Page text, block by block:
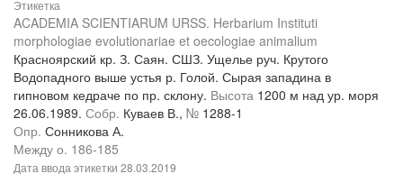
Этикетка
ACADEMIA SCIENTIARUM URSS. Herbarium Instituti
morphologiae evolutionariae et oecologiae animalium
Красноярский кр. З. Саян. СШЗ. Ущелье руч. Крутого
Водопадного выше устья р. Голой. Сырая западина в
гипновом кедраче по пр. склону. Высота 1200 м над ур. моря
26.06.1989. Собр. Куваев В., № 1288-1
Опр. Сонникова А.
Между о. 186-185
Дата ввода этикетки 28.03.2019